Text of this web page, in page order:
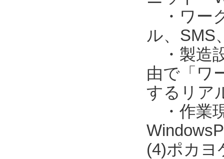
・ワー
ル、SMS
・製造
由で「ワ
するリア
・作業
(4)ポカヨ